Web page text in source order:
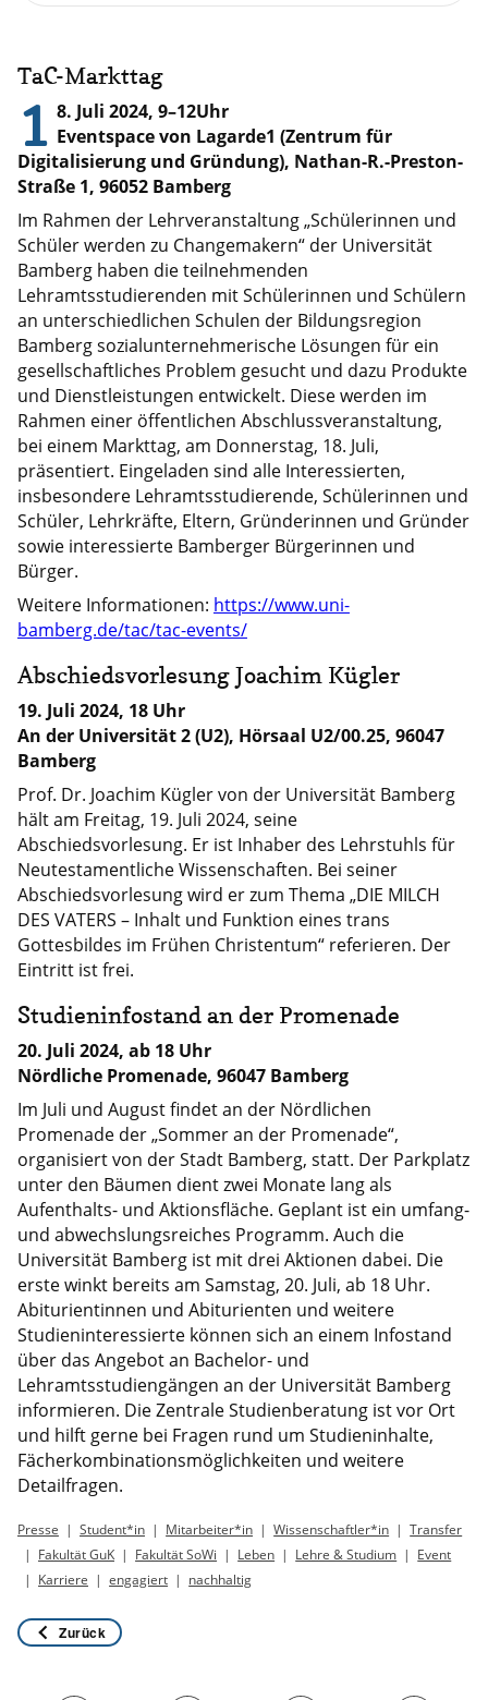
TaC-Markttag
1 8. Juli 2024, 9–12Uhr
Eventspace von Lagarde1 (Zentrum für
Digitalisierung und Gründung), Nathan-R.-Preston-
Straße 1, 96052 Bamberg
Im Rahmen der Lehrveranstaltung „Schülerinnen und
Schüler werden zu Changemakern“ der Universität
Bamberg haben die teilnehmenden
Lehramtsstudierenden mit Schülerinnen und Schülern
an unterschiedlichen Schulen der Bildungsregion
Bamberg sozialunternehmerische Lösungen für ein
gesellschaftliches Problem gesucht und dazu Produkte
und Dienstleistungen entwickelt. Diese werden im
Rahmen einer öffentlichen Abschlussveranstaltung,
bei einem Markttag, am Donnerstag, 18. Juli,
präsentiert. Eingeladen sind alle Interessierten,
insbesondere Lehramtsstudierende, Schülerinnen und
Schüler, Lehrkräfte, Eltern, Gründerinnen und Gründer
sowie interessierte Bamberger Bürgerinnen und
Bürger.
Weitere Informationen: https://www.uni-
bamberg.de/tac/tac-events/
Abschiedsvorlesung Joachim Kügler
19. Juli 2024, 18 Uhr
An der Universität 2 (U2), Hörsaal U2/00.25, 96047
Bamberg
Prof. Dr. Joachim Kügler von der Universität Bamberg
hält am Freitag, 19. Juli 2024, seine
Abschiedsvorlesung. Er ist Inhaber des Lehrstuhls für
Neutestamentliche Wissenschaften. Bei seiner
Abschiedsvorlesung wird er zum Thema „DIE MILCH
DES VATERS – Inhalt und Funktion eines trans
Gottesbildes im Frühen Christentum“ referieren. Der
Eintritt ist frei.
Studieninfostand an der Promenade
20. Juli 2024, ab 18 Uhr
Nördliche Promenade, 96047 Bamberg
Im Juli und August findet an der Nördlichen
Promenade der „Sommer an der Promenade“,
organisiert von der Stadt Bamberg, statt. Der Parkplatz
unter den Bäumen dient zwei Monate lang als
Aufenthalts- und Aktionsfläche. Geplant ist ein umfang-
und abwechslungsreiches Programm. Auch die
Universität Bamberg ist mit drei Aktionen dabei. Die
erste winkt bereits am Samstag, 20. Juli, ab 18 Uhr.
Abiturientinnen und Abiturienten und weitere
Studieninteressierte können sich an einem Infostand
über das Angebot an Bachelor- und
Lehramtsstudiengängen an der Universität Bamberg
informieren. Die Zentrale Studienberatung ist vor Ort
und hilft gerne bei Fragen rund um Studieninhalte,
Fächerkombinationsmöglichkeiten und weitere
Detailfragen.
Presse Student*in Mitarbeiter*in Wissenschaftler*in
Transfer
Fakultät GuK
Fakultät SoWi Leben Lehre & Studium
Event
Karriere
engagiert nachhaltig
Zurück